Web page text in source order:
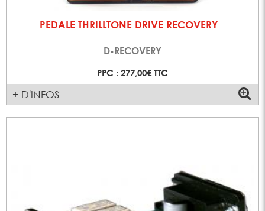
PEDALE THRILLTONE DRIVE RECOVERY
D-RECOVERY
PPC : 277,00€ TTC
+ D'INFOS